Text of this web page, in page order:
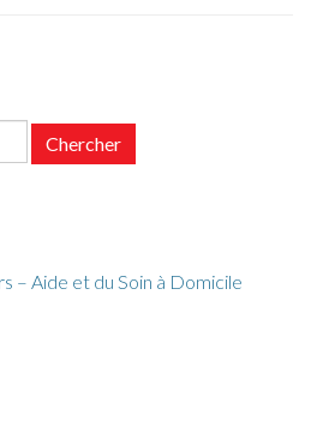
– Aide et du Soin à Domicile